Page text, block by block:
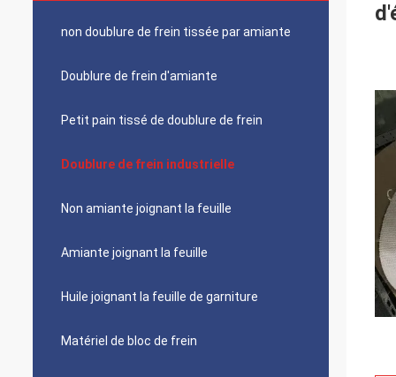
non doublure de frein tissée par amiante
Doublure de frein d'amiante
Petit pain tissé de doublure de frein
Doublure de frein industrielle
Non amiante joignant la feuille
Amiante joignant la feuille
Huile joignant la feuille de garniture
Matériel de bloc de frein